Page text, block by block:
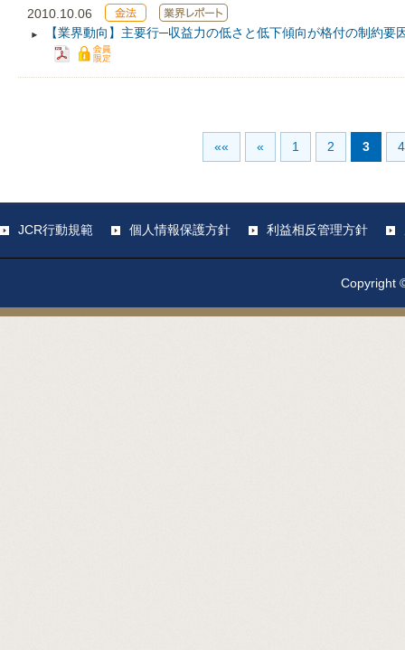
2010.10.06
【業界動向】主要行─収益力の低さと低下傾向が格付の制約
«« « 1 2 3 4
JCR行動規範 個人情報保護方針 利益相反管理方針
Copyright